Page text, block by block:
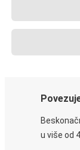
u više od